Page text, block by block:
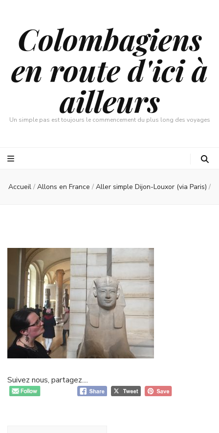
Colombagiens
en route d'ici à
ailleurs
Un simple pas est toujours le commencement du plus long des voyages
Accueil / Allons en France / Aller simple Dijon-Louxor (via Paris) /
Suivez nous, partagez....